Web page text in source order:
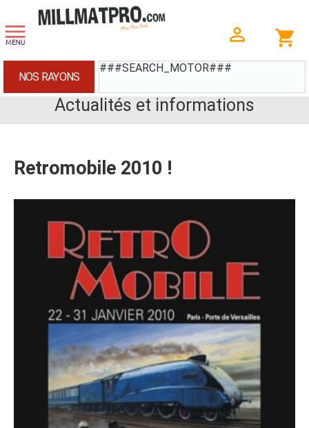
###SEARCH_MOTOR###
NOS RAYONS
Actualités et informations
Retromobile 2010 !